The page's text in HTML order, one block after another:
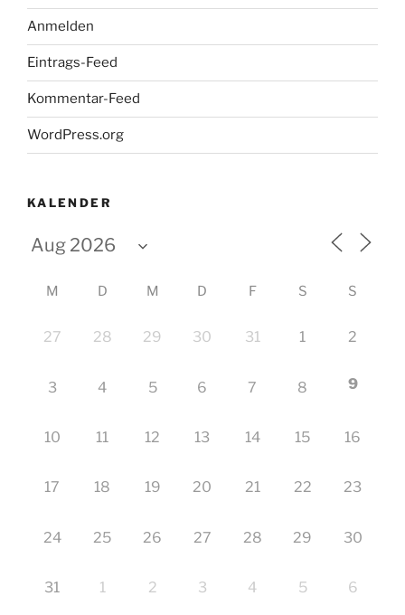
Anmelden
Eintrags-Feed
Kommentar-Feed
WordPress.org
KALENDER
M D M D F S S
27 28 29 30 31 1 2
3 4 5 6 7 8 9
10 11 12 13 14 15 16
17 18 19 20 21 22 23
24 25 26 27 28 29 30
31 1 2 3 4 5 6